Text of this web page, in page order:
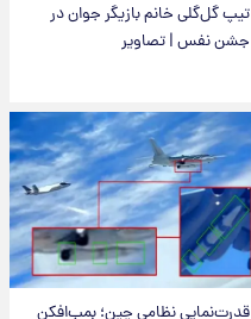
تیپ گل‌گلی خانم بازیگر جوان در
جشن نفس | تصاویر